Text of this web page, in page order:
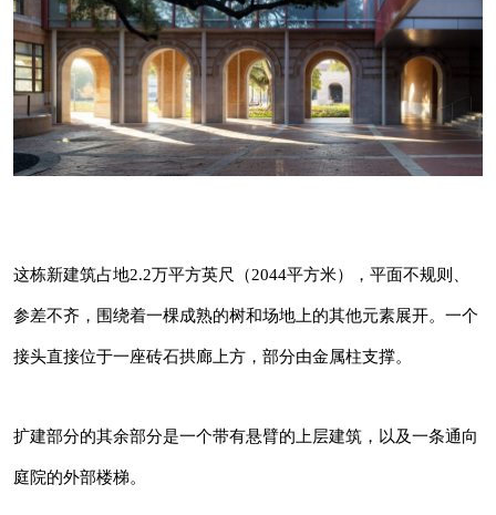
于一座砖石拱廊上方，部分由金属柱支撑。
扩建部分的其余部分是一个带有悬臂的上层建
这栋新建筑占地2.2万平方英尺（2044平方米），平面不规则、
参差不齐，围绕着一棵成熟的树和场地上的其他元素展开。一个
接头直接位于一座砖石拱廊上方，部分由金属柱支撑。
扩建部分的其余部分是一个带有悬臂的上层建筑，以及一条通向
庭院的外部楼梯。